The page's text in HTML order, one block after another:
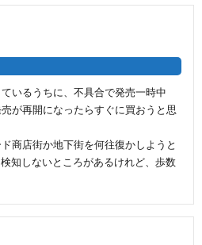
いるうちに、不具合で発売一時中
が再開になったらすぐに買おうと思
商店街か地下街を何往復かしようと
知しないところがあるけれど、歩数